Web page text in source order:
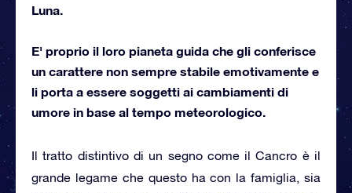
Luna.
E' proprio il loro pianeta guida che gli conferisce
un carattere non sempre stabile emotivamente e
li porta a essere soggetti ai cambiamenti di
umore in base al tempo meteorologico.
Il tratto distintivo di un segno come il Cancro è il
grande legame che questo ha con la famiglia, sia